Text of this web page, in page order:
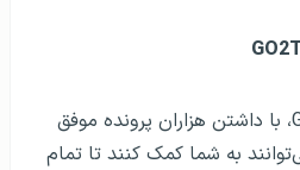
کارشناسان باسابقه GO2TR، با داشتن هزاران پرونده موفق
به شما کمک کنند تا تمام